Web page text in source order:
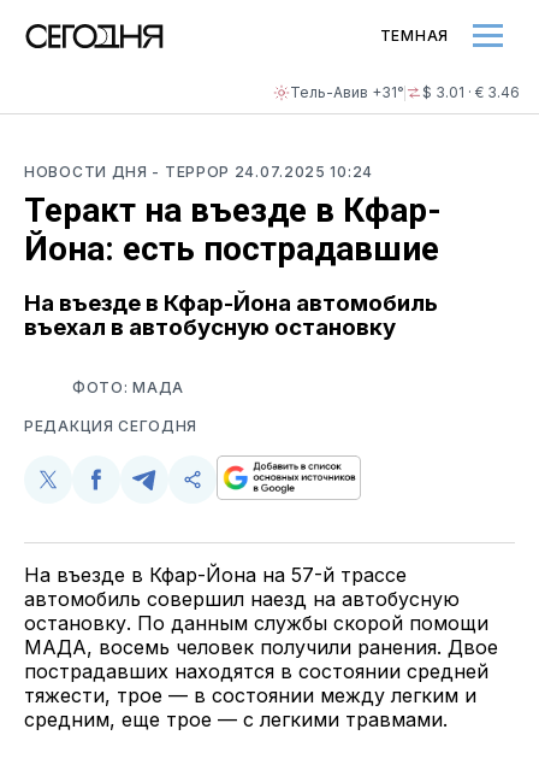
Тель-Авив +31° $ 3.01 · € 3.46
ТЕМНАЯ
НОВОСТИ ДНЯ - ТЕРРОР 24.07.2025 10:24
Теракт на въезде в Кфар-
Йона: есть пострадавшие
На въезде в Кфар-Йона автомобиль
въехал в автобусную остановку
ФОТО: МАДА
РЕДАКЦИЯ СЕГОДНЯ
Поделиться
Twitter
Поделиться
Facebook
Поделиться
Telegram
Скопируйте
поделитесь
ссылкой
На въезде в Кфар-Йона на 57-й трассе
автомобиль совершил наезд на автобусную
остановку. По данным службы скорой помощи
МАДА, восемь человек получили ранения. Двое
пострадавших находятся в состоянии средней
тяжести, трое — в состоянии между легким и
средним, еще трое — с легкими травмами.